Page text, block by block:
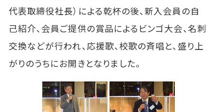
代表取締役社長）による乾杯の後、新入会員の自
己紹介、会員ご提供の賞品によるビンゴ大会、名刺
交換などが行われ、応援歌、校歌の斉唱と、盛り上
がりのうちにお開きとなりました。